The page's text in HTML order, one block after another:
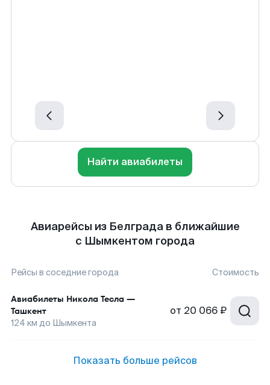
Найти авиабилеты
Авиарейсы из Белграда в ближайшие
с Шымкентом города
Рейсы в соседние города Стоимость
Авиабилеты Никола Тесла —
Ташкент
124 км до Шымкента
от 20 066 ₽
Показать больше рейсов